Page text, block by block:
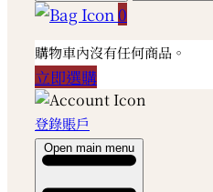
0
購物車內沒有任何商品。
立即選購
登錄賬戶
Open main menu